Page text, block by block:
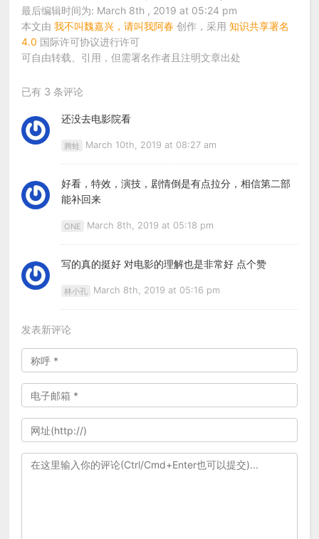
最后编辑时间为: March 8th , 2019 at 05:24 pm
本文由我不叫魏嘉兴，请叫我阿春 创作，采用知识共享署名
4.0 国际许可协议进行许可
可自由转载、引用，但需署名作者且注明文章出处
已有 3 条评论
还没去电影院看
腾蛙 March 10th, 2019 at 08:27 am
好看，特效，演技，剧情倒是有点拉分，相信第二部
能补回来
ONE March 8th, 2019 at 05:18 pm
写的真的挺好 对电影的理解也是非常好 点个赞
林小孔 March 8th, 2019 at 05:16 pm
发表新评论